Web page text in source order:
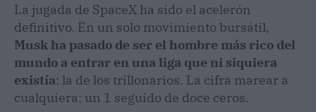
La jugada de SpaceX ha sido el acelerón
definitivo. En un solo movimiento bursátil,
Musk ha pasado de ser el hombre más rico del
mundo a entrar en una liga que ni siquiera
existía: la de los trillonarios. La cifra marear a
cualquiera: un 1 seguido de doce ceros.